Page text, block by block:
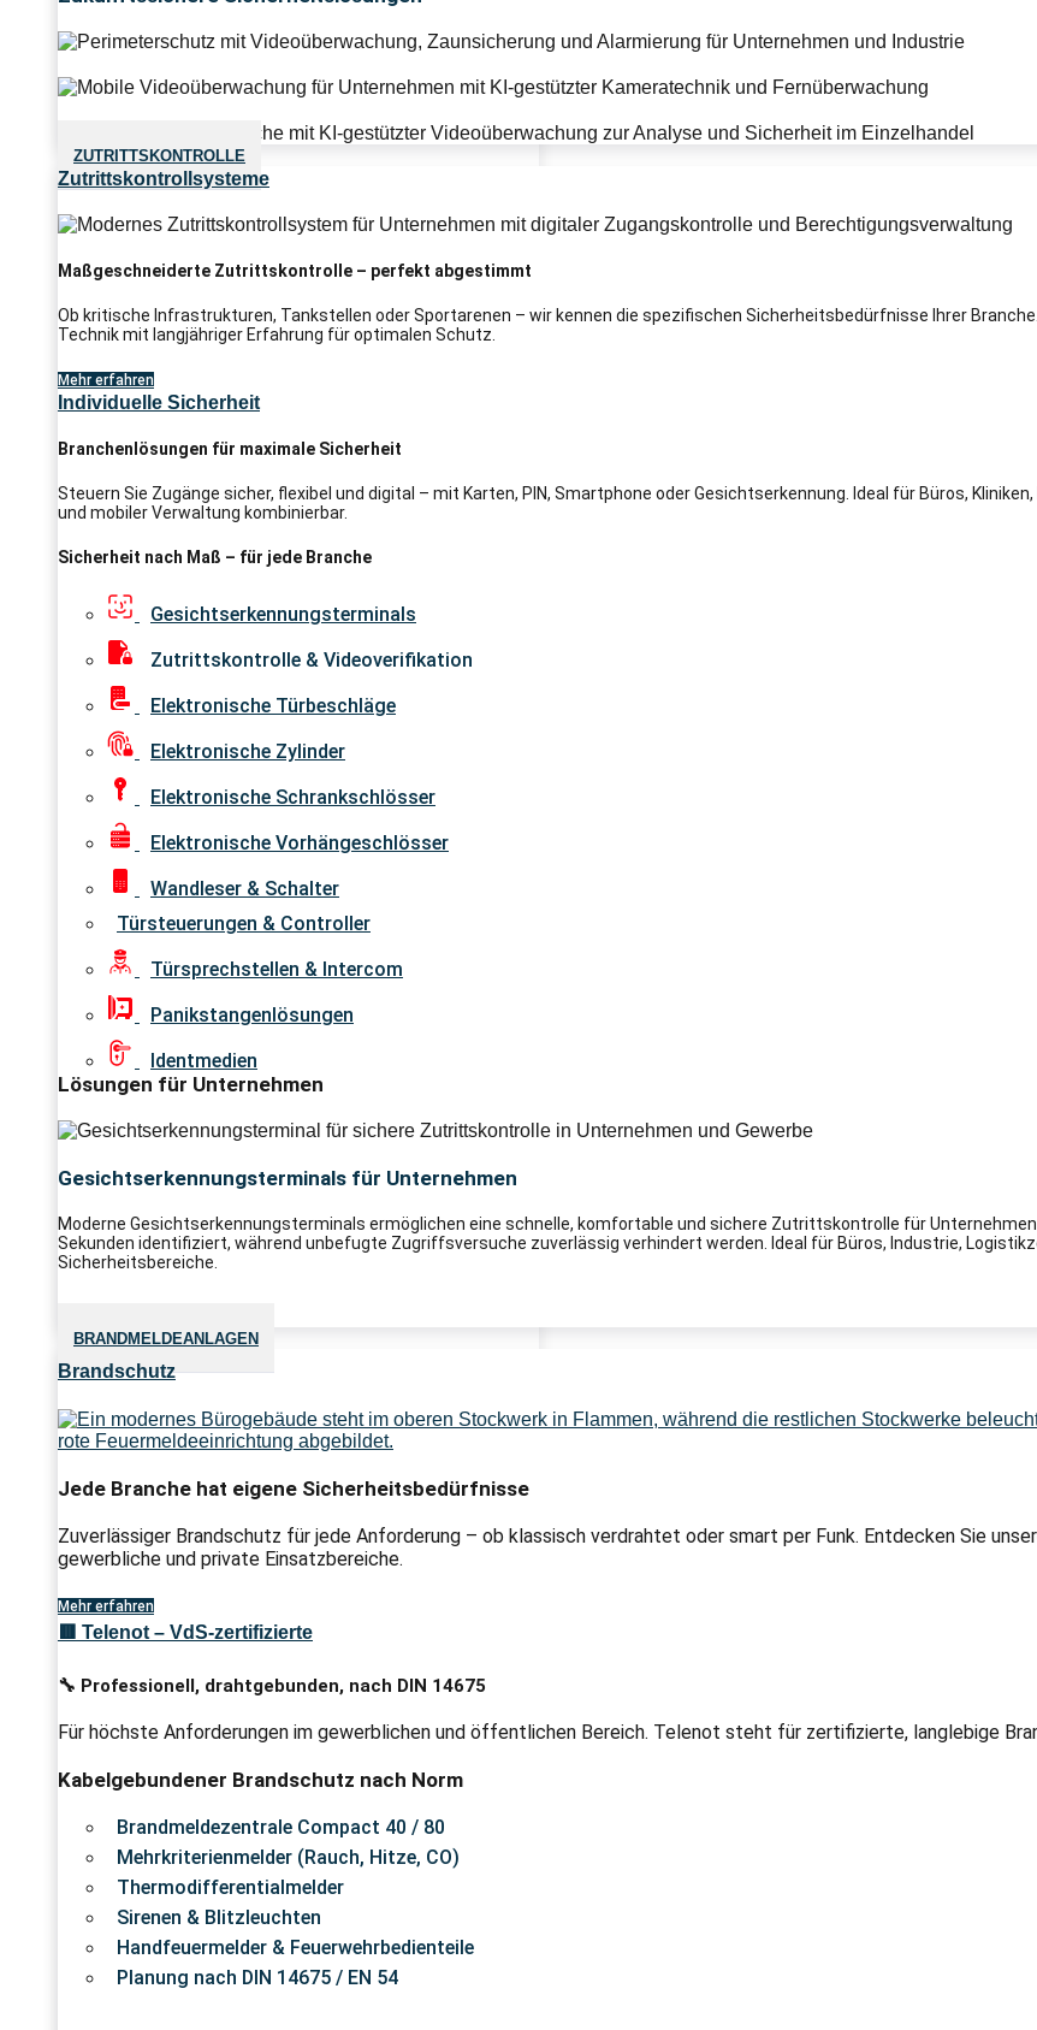
ZUTRITTSKONTROLLE
Zutrittskontrollsysteme
Maßgeschneiderte Zutrittskontrolle – perfekt abgestimmt
Ob kritische Infrastrukturen, Tankstellen oder Sportarenen – wir kennen die spezifischen Sicherheitsbedürfnisse Ihrer
Technik mit langjähriger Erfahrung für optimalen Schutz.
Mehr erfahren
Individuelle Sicherheit
Branchenlösungen für maximale Sicherheit
Steuern Sie Zugänge sicher, flexibel und digital – mit Karten, PIN, Smartphone oder Gesichtserkennung. Ideal für Büros,
und mobiler Verwaltung kombinierbar.
Sicherheit nach Maß – für jede Branche
Gesichtserkennungsterminals
Zutrittskontrolle & Videoverifikation
Elektronische Türbeschläge
Elektronische Zylinder
Elektronische Schrankschlösser
Elektronische Vorhängeschlösser
Wandleser & Schalter
Türsteuerungen & Controller
Türsprechstellen & Intercom
Panikstangenlösungen
Identmedien
Lösungen für Unternehmen
Gesichtserkennungsterminals für Unternehmen
Moderne Gesichtserkennungsterminals ermöglichen eine schnelle, komfortable und sichere Zutrittskontrolle für
Sekunden identifiziert, während unbefugte Zugriffsversuche zuverlässig verhindert werden. Ideal für Büros, Industrie,
Sicherheitsbereiche.
BRANDMELDEANLAGEN
Brandschutz
Jede Branche hat eigene Sicherheitsbedürfnisse
Zuverlässiger Brandschutz für jede Anforderung – ob klassisch verdrahtet oder smart per Funk. Entdecken Sie
gewerbliche und private Einsatzbereiche.
Mehr erfahren
🟥 Telenot – VdS-zertifizierte
🔧 Professionell, drahtgebunden, nach DIN 14675
Für höchste Anforderungen im gewerblichen und öffentlichen Bereich. Telenot steht für zertifizierte, langlebige
Kabelgebundener Brandschutz nach Norm
Brandmeldezentrale Compact 40 / 80
Mehrkriterienmelder (Rauch, Hitze, CO)
Thermodifferentialmelder
Sirenen & Blitzleuchten
Handfeuermelder & Feuerwehrbedienteile
Planung nach DIN 14675 / EN 54